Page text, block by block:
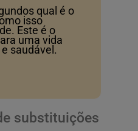
qual é o
isso
Este é o
uma vida
saudável.
substituições